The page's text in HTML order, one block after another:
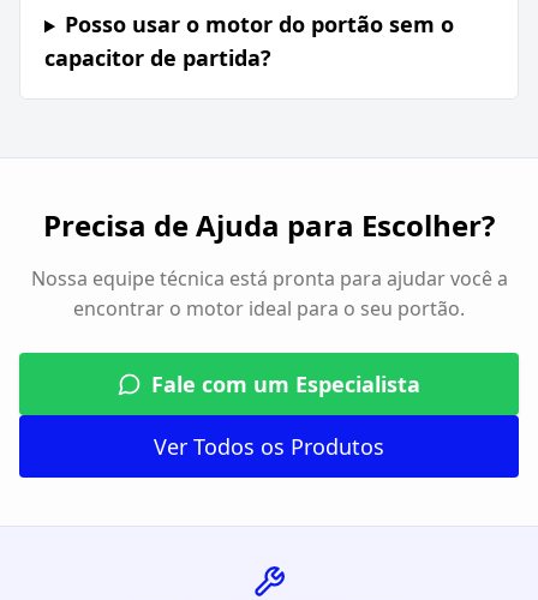
Posso usar o motor do portão sem o
capacitor de partida?
Precisa de Ajuda para Escolher?
Nossa equipe técnica está pronta para ajudar você a
encontrar o motor ideal para o seu portão.
Fale com um Especialista
Ver Todos os Produtos